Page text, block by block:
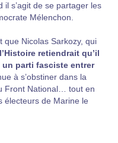
il s’agit de se partager les
Mélenchon.
que Nicolas Sarkozy, qui
retiendrait qu’il
un parti fasciste entrer
à s’obstiner dans la
Front National… tout en
électeurs de Marine le